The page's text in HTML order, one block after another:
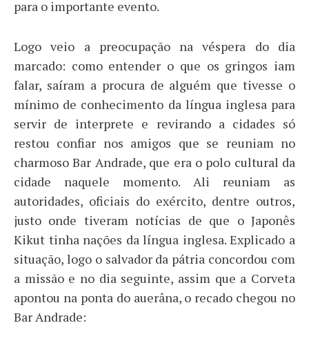
para o importante evento.
Logo veio a preocupação na véspera do dia
marcado: como entender o que os gringos iam
falar, saíram a procura de alguém que tivesse o
mínimo de conhecimento da língua inglesa para
servir de interprete e revirando a cidades só
restou confiar nos amigos que se reuniam no
charmoso Bar Andrade, que era o polo cultural da
cidade naquele momento. Ali reuniam as
autoridades, oficiais do exército, dentre outros,
justo onde tiveram notícias de que o Japonês
Kikut tinha nações da língua inglesa. Explicado a
situação, logo o salvador da pátria concordou com
a missão e no dia seguinte, assim que a Corveta
apontou na ponta do auerâna, o recado chegou no
Bar Andrade: